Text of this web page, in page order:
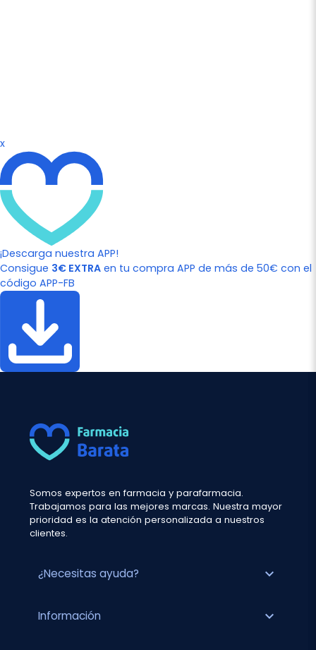
x
¡Descarga nuestra APP!
Consigue 3€ EXTRA en tu compra APP de más de 50€ con el
código APP-FB
Somos expertos en farmacia y parafarmacia.
Trabajamos para las mejores marcas. Nuestra mayor
prioridad es la atención personalizada a nuestros
clientes.
¿Necesitas ayuda? expand_more
Información expand_more